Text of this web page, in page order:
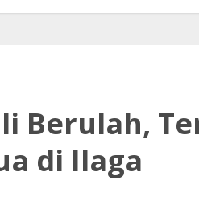
Berulah,
di Ilaga